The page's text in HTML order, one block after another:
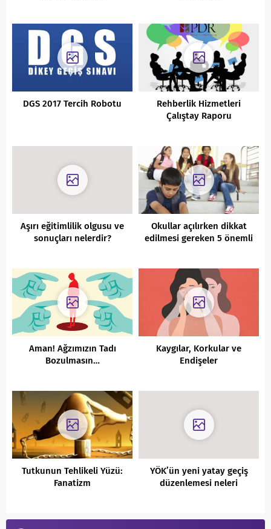
DGS 2017 Tercih Robotu
Rehberlik Hizmetleri
Çalıştay Raporu
Aşırı eğitimlilik olgusu ve
sonuçları nelerdir?
Okullar açılırken dikkat
edilmesi gereken 5 önemli
Aman! Ağzımızın Tadı
Bozulmasın…
Kaygılar, Korkular ve
Endişeler
Tutkunun Tehlikeli Yüzü:
Fanatizm
YÖK’ün yeni yatay geçiş
düzenlemesi neleri